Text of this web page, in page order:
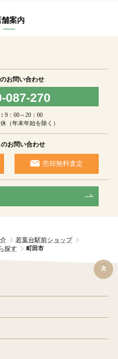
舗案内
お問い合わせ
087-270
9：00～20：00
（年末年始を除く）
お問い合わせ
売却無料査定
若葉台駅前ショップ
探す 町田市